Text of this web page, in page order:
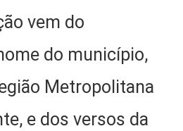
vem do
do município,
Metropolitana
e dos versos da